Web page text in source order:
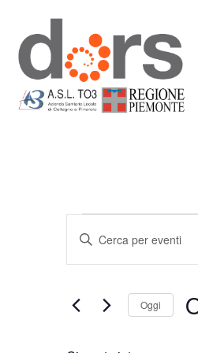
Vai
al
contenuto
Eventi
Ricerca
viste
Inserisci
Cerca
Oggi